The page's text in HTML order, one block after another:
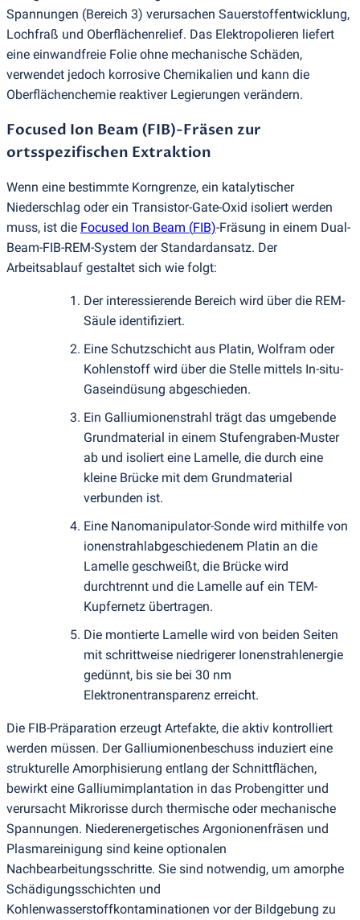
Spannungen (Bereich 3) verursachen Sauerstoffentwicklung,
Lochfraß und Oberflächenrelief. Das Elektropolieren liefert
eine einwandfreie Folie ohne mechanische Schäden,
verwendet jedoch korrosive Chemikalien und kann die
Oberflächenchemie reaktiver Legierungen verändern.
Focused Ion Beam (FIB)-Fräsen zur
ortsspezifischen Extraktion
Wenn eine bestimmte Korngrenze, ein katalytischer
Niederschlag oder ein Transistor-Gate-Oxid isoliert werden
muss, ist die Focused Ion Beam (FIB)-Fräsung in einem Dual-
Beam-FIB-REM-System der Standardansatz. Der
Arbeitsablauf gestaltet sich wie folgt:
Der interessierende Bereich wird über die REM-
Säule identifiziert.
Eine Schutzschicht aus Platin, Wolfram oder
Kohlenstoff wird über die Stelle mittels In-situ-
Gaseindüsung abgeschieden.
Ein Galliumionenstrahl trägt das umgebende
Grundmaterial in einem Stufengraben-Muster
ab und isoliert eine Lamelle, die durch eine
kleine Brücke mit dem Grundmaterial
verbunden ist.
Eine Nanomanipulator-Sonde wird mithilfe von
ionenstrahlabgeschiedenem Platin an die
Lamelle geschweißt, die Brücke wird
durchtrennt und die Lamelle auf ein TEM-
Kupfernetz übertragen.
Die montierte Lamelle wird von beiden Seiten
mit schrittweise niedrigerer Ionenstrahlenergie
gedünnt, bis sie bei 30 nm
Elektronentransparenz erreicht.
Die FIB-Präparation erzeugt Artefakte, die aktiv kontrolliert
werden müssen. Der Galliumionenbeschuss induziert eine
strukturelle Amorphisierung entlang der Schnittflächen,
bewirkt eine Galliumimplantation in das Probengitter und
verursacht Mikrorisse durch thermische oder mechanische
Spannungen. Niederenergetisches Argonionenfräsen und
Plasmareinigung sind keine optionalen
Nachbearbeitungsschritte. Sie sind notwendig, um amorphe
Schädigungsschichten und
Kohlenwasserstoffkontaminationen vor der Bildgebung zu